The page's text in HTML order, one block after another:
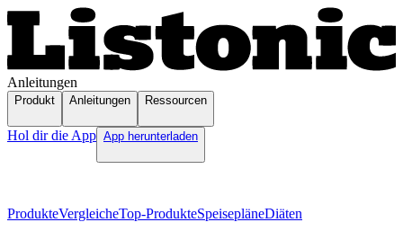
Anleitungen
Produkt Anleitungen Ressourcen
Hol dir die App App herunterladen
ProdukteVergleicheTop-ProdukteSpeisepläneDiäten